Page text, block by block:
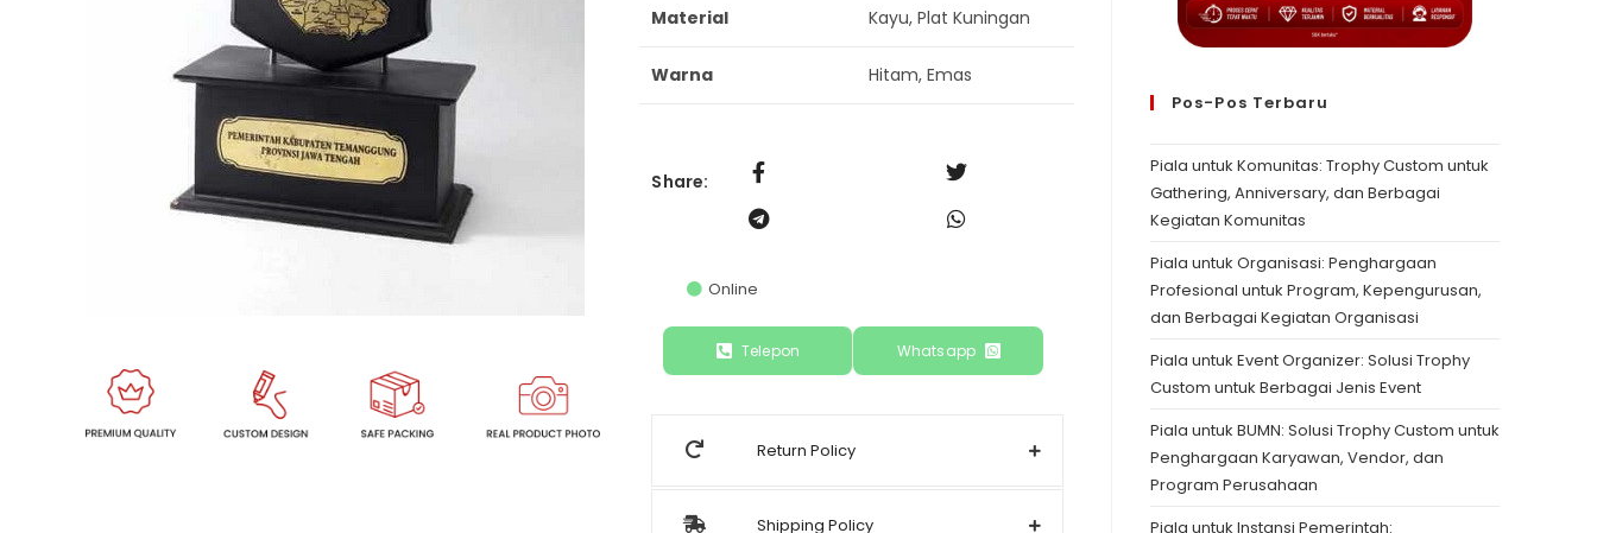
Material Kayu, Plat Kuningan
Warna Hitam, Emas
Share:
Online
Telepon Whatsapp
Return Policy
Shipping Policy
Pos-Pos Terbaru
Piala untuk Komunitas: Trophy Custom untuk
Gathering, Anniversary, dan Berbagai
Kegiatan Komunitas
Piala untuk Organisasi: Penghargaan
Profesional untuk Program, Kepengurusan,
dan Berbagai Kegiatan Organisasi
Piala untuk Event Organizer: Solusi Trophy
Custom untuk Berbagai Jenis Event
Piala untuk BUMN: Solusi Trophy Custom untuk
Penghargaan Karyawan, Vendor, dan
Program Perusahaan
Piala untuk Instansi Pemerintah: